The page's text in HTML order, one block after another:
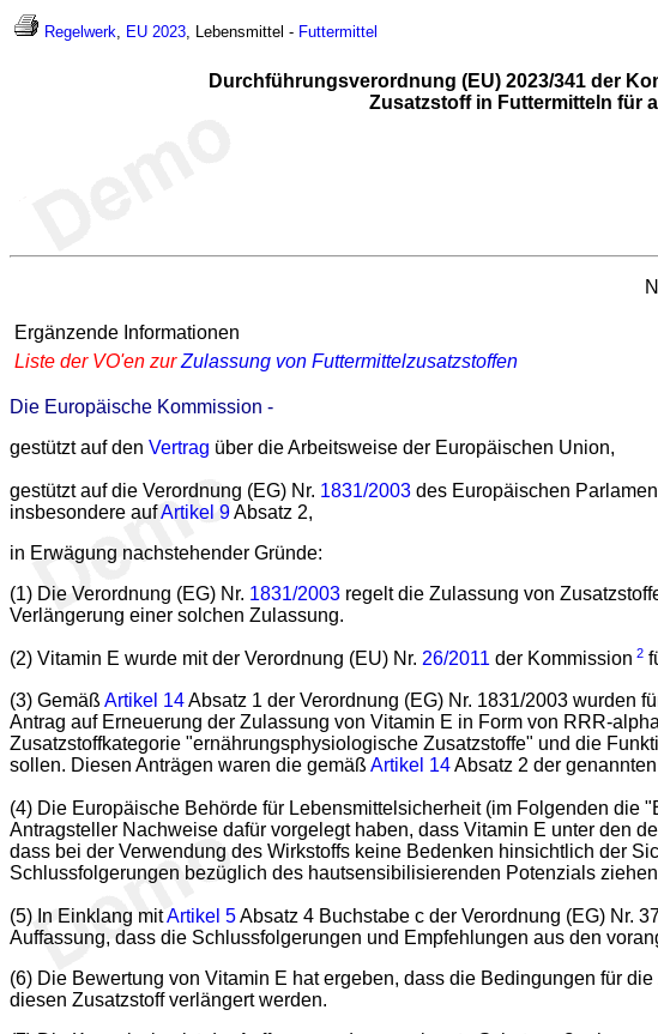
Regelwerk, EU 2023, Lebensmittel - Futtermittel
Durchführungsverordnung (EU) 2023/341 der
Zusatzstoff in Futtermitteln für
Ergänzende Informationen
Liste der VO'en zurZulassung von Futtermittelzusatzstoffen
Die Europäische Kommission -
gestützt auf den Vertrag über die Arbeitsweise der Europäischen Union,
gestützt auf die Verordnung (EG) Nr. 1831/2003 des Europäischen
insbesondere aufArtikel 9Absatz 2,
in Erwägung nachstehender Gründe:
(1) Die Verordnung (EG) Nr. 1831/2003 regelt die Zulassung von
Verlängerung einer solchen Zulassung.
(2) Vitamin E wurde mit der Verordnung (EU) Nr. 26/2011 der Kommission 2
(3) Gemäß Artikel 14Absatz 1 der Verordnung (EG) Nr. 1831/2003 wurden
Antrag auf Erneuerung der Zulassung von Vitamin E in Form von RRR-
Zusatzstoffkategorie "ernährungsphysiologische Zusatzstoffe" und die
sollen. Diesen Anträgen waren die gemäß Artikel 14Absatz 2 der
(4) Die Europäische Behörde für Lebensmittelsicherheit (im Folgenden die
Antragsteller Nachweise dafür vorgelegt haben, dass Vitamin E unter den
dass bei der Verwendung des Wirkstoffs keine Bedenken hinsichtlich der
Schlussfolgerungen bezüglich des hautsensibilisierenden Potenzials
(5) In Einklang mitArtikel 5Absatz 4 Buchstabe c der Verordnung (EG) Nr.
Auffassung, dass die Schlussfolgerungen und Empfehlungen aus den
(6) Die Bewertung von Vitamin E hat ergeben, dass die Bedingungen für
diesen Zusatzstoff verlängert werden.